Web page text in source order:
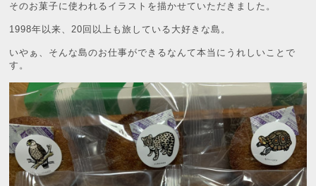
そのお菓子に使われるイラストを描かせていただきました。
1998年以来、20回以上も旅している大好きな島。
いやぁ、そんな島のお仕事ができるなんて本当にうれしいことで
す。